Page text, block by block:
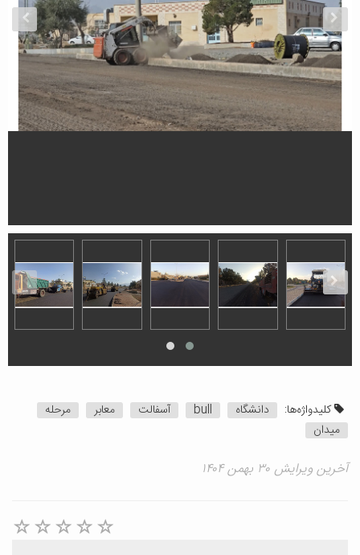
کلیدواژه‌ها: دانشگاه bull آسفالت معابر
مرحله
میدان
آخرین ویرایش ۳۰ بهمن ۱۴۰۴